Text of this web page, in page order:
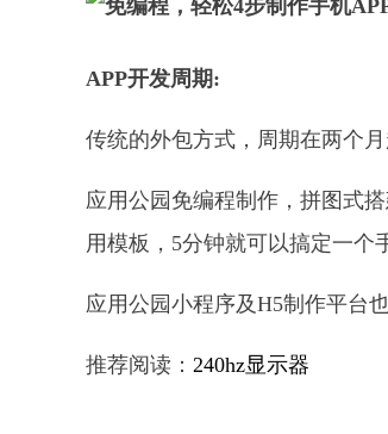
APP开发周期:
传统的外包方式，周期在两个
应用公园免编程制作，拼图式
用模板，5分钟就可以搞定一个
应用公园小程序及H5制作平台
推荐阅读： 240hz显示器